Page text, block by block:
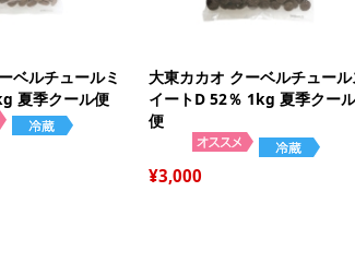
ベルチュールミ
夏季クール便
大東カカオ クーベルチュール
イートD 52％ 1kg 夏季クール
便
3,000
強力粉
中力粉
薄力粉
ライ麦粉
茶色い砂糖
糖類加工品
シロップ、みつ
バター
マーガリン、ショ
ング
チョコレートブラ